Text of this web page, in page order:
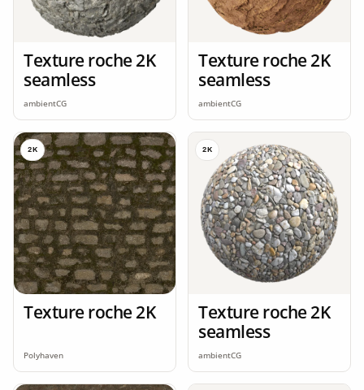
Texture roche 2K
seamless
ambientCG
Texture roche 2K
seamless
ambientCG
2K
Texture roche 2K
Polyhaven
2K
Texture roche 2K
seamless
ambientCG